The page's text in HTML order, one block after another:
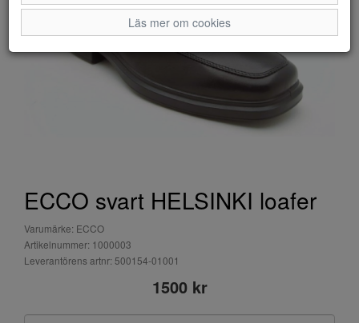
ECCO svart HELSINKI loafer
Varumärke: ECCO
Artikelnummer: 1000003
Leverantörens artnr: 500154-01001
1500 kr
Läs mer om cookies